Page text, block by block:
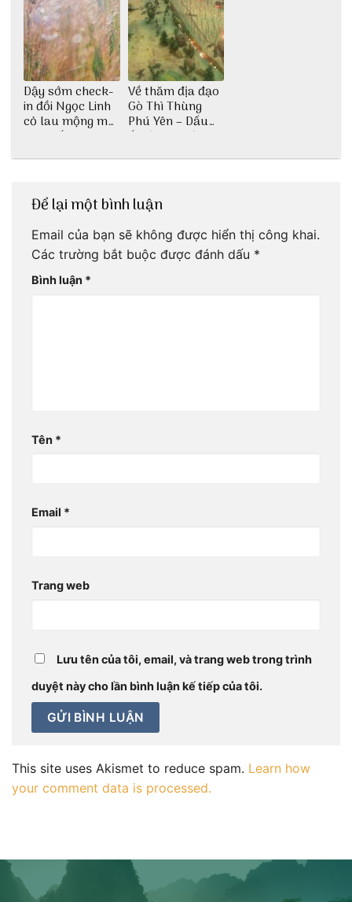
Dậy sớm check-
in đồi Ngọc Linh
cỏ lau mộng mơ
tại Huế nè bạn
Về thăm địa đạo
Gò Thì Thùng
Phú Yên – Dấu
ấn lịch sử còn
Để lại một bình luận
Email của bạn sẽ không được hiển thị công khai.
Các trường bắt buộc được đánh dấu *
Bình luận *
Tên *
Email *
Trang web
Lưu tên của tôi, email, và trang web trong trình
duyệt này cho lần bình luận kế tiếp của tôi.
This site uses Akismet to reduce spam. Learn how
your comment data is processed.